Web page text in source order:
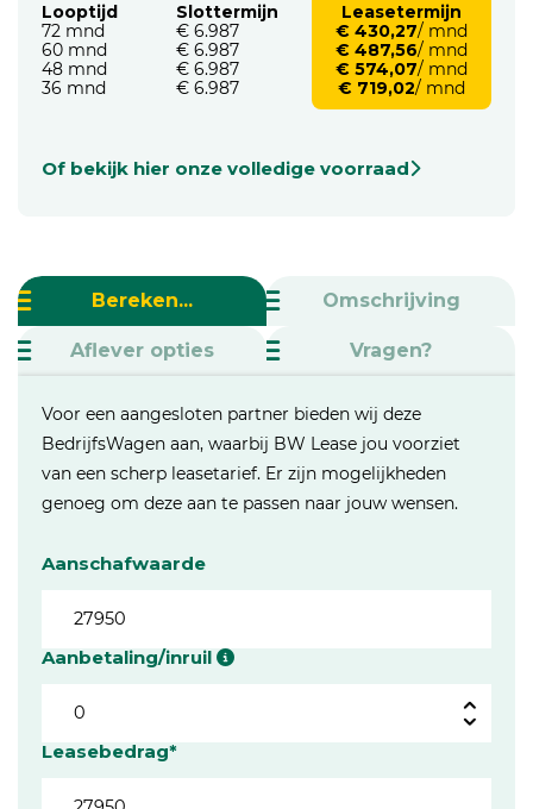
Looptijd
72 mnd
60 mnd
48 mnd
36 mnd
Slottermijn
€ 6.987
€ 6.987
€ 6.987
€ 6.987
Leasetermijn
€ 430,27/ mnd
€ 487,56/ mnd
€ 574,07/ mnd
€ 719,02/ mnd
Of bekijk hier onze volledige voorraad
Bereken... Omschrijving
Aflever opties Vragen?
Voor een aangesloten partner bieden wij deze
BedrijfsWagen aan, waarbij BW Lease jou voorziet
van een scherp leasetarief. Er zijn mogelijkheden
genoeg om deze aan te passen naar jouw wensen.
Aanschafwaarde
Aanbetaling/inruil
Leasebedrag*